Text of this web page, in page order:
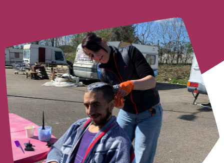
Retrouvez-nous au
19 quai des Bateliers
67000 Strasbourg
Accueil et services
Lundi - Vendredi :
9h - 17h